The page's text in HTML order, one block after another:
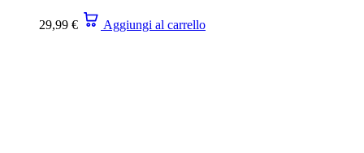
29,99 € Aggiungi al carrello